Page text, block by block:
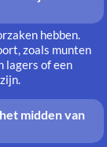
hebben.
zoals munten
lagers of een